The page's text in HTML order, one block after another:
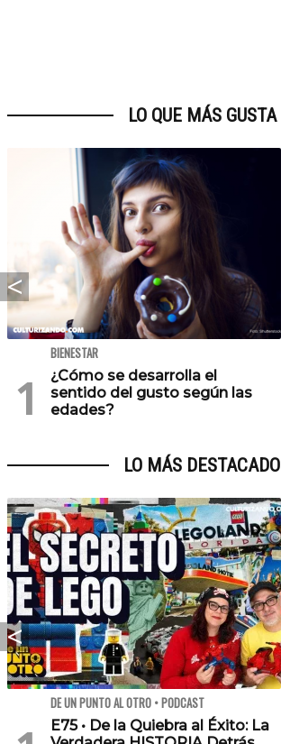
LO QUE MÁS GUSTA
BIENESTAR
¿Cómo se desarrolla el
sentido del gusto según las
edades?
LO MÁS DESTACADO
DE UN PUNTO AL OTRO • PODCAST
E75 • De la Quiebra al Éxito: La